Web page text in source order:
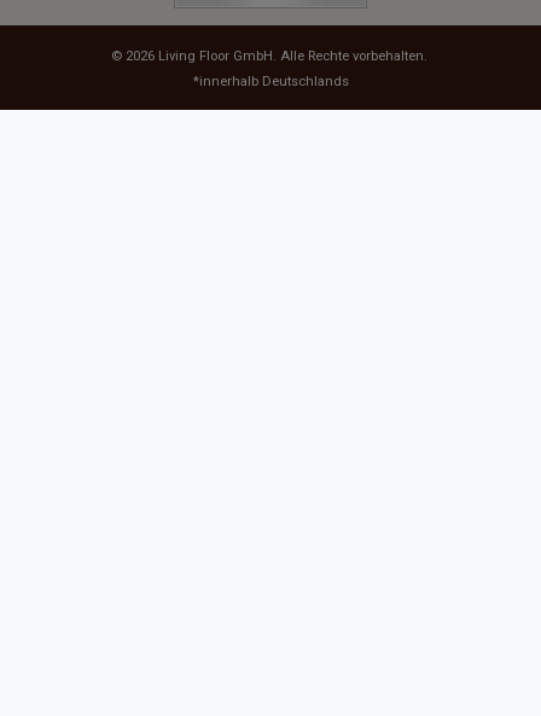
© 2026 Living Floor GmbH . Alle Rechte vorbehalten.
*innerhalb Deutschlands